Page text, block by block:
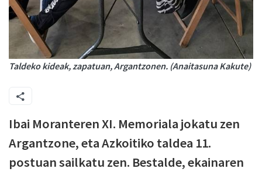
Taldeko kideak, zapatuan, Argantzonen. (Anaitasuna Kakute)
Ibai Moranteren XI. Memoriala jokatu zen
Argantzone, eta Azkoitiko taldea 11.
postuan sailkatu zen. Bestalde, ekainaren